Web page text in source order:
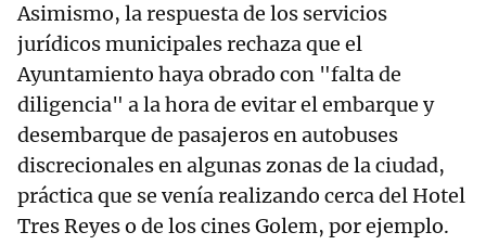
Asimismo, la respuesta de los servicios
jurídicos municipales rechaza que el
Ayuntamiento haya obrado con "falta de
diligencia" a la hora de evitar el embarque y
desembarque de pasajeros en autobuses
discrecionales en algunas zonas de la ciudad,
práctica que se venía realizando cerca del Hotel
Tres Reyes o de los cines Golem, por ejemplo.